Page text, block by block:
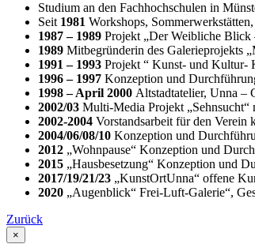
Studium an den Fachhochschulen in
Seit 1981 Workshops,
1987 – 1989 Projekt „Der Weibliche Blick
1989 Mitbegründerin des Galerieprojekts
1991 – 1993 Projekt “ Kunst- und Kultur-
1996 – 1997 Konzeption und
1998 – April 2000 Altstadtatelier, Unna –
2002/03 Multi-Media Projekt
2002-2004 Vorstandsarbeit für den Verein
2004/06/08/10 Konzeption und
2012 „Wohnpause“ Konzeption und
2015 „Hausbesetzung“ Konzeption und
2017/19/21/23 „KunstOrtUnna“ offene
2020 „Augenblick“ Frei-Luft-Galerie“,
Zurück
×